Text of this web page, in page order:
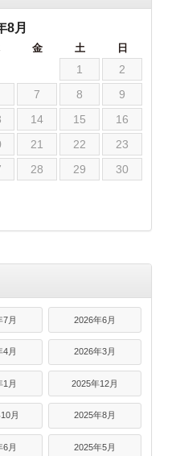
8月
金 土 日
1
2
7 8
9
14 15
16
21 22
23
28 29
30
7月 2026年6月
4月 2026年3月
1月 2025年12月
月 2025年8月
6月 2025年5月